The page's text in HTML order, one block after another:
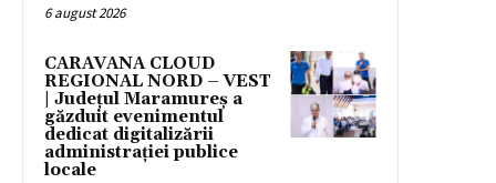
6 august 2026
CARAVANA CLOUD
REGIONAL NORD – VEST
| Județul Maramureș a
găzduit evenimentul
dedicat digitalizării
administrației publice
locale